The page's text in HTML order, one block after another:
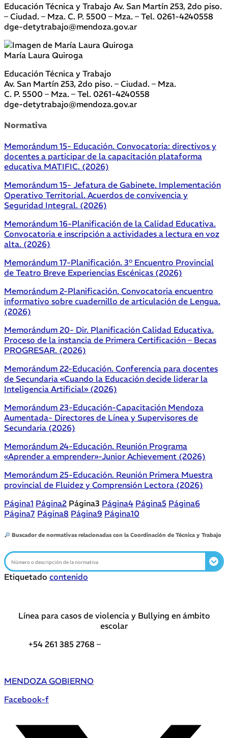
Educación Técnica y Trabajo Av. San Martín 253, 2do piso.
– Ciudad. – Mza. C. P. 5500 – Mza. – Tel. 0261-4240558
dge-detytrabajo@mendoza.gov.ar
María Laura Quiroga
Educación Técnica y Trabajo
Av. San Martín 253, 2do piso. – Ciudad. – Mza.
C. P. 5500 – Mza. – Tel. 0261-4240558
dge-detytrabajo@mendoza.gov.ar
Normativa
Memorándum 15- Educación. Convocatoria: directivos y
docentes a participar de la capacitación plataforma
educativa MATIFIC. (2026)
Memorándum 15- Jefatura de Gabinete. Implementación
Operativo Territorial. Acuerdos de convivencia y
Seguridad Integral. (2026)
Memorándum 16-Planificación de la Calidad Educativa.
Convocatoria e inscripción a actividades a lectura en voz
alta. (2026)
Memorándum 17-Planificación. 3° Encuentro Provincial
de Teatro Breve Experiencias Escénicas (2026)
Memorándum 2-Planificación. Convocatoria encuentro
informativo sobre cuadernillo de articulación de Lengua.
(2026)
Memorándum 20- Dir. Planificación Calidad Educativa.
Proceso de la instancia de Primera Certificación – Becas
PROGRESAR. (2026)
Memorándum 22-Educación. Conferencia para docentes
de Secundaria «Cuando la Educación decide liderar la
Inteligencia Artificial» (2026)
Memorándum 23-Educación-Capacitación Mendoza
Aumentada- Directores de Línea y Supervisores de
Secundaria (2026)
Memorándum 24-Educación. Reunión Programa
«Aprender a emprender»-Junior Achievement (2026)
Memorándum 25-Educación. Reunión Primera Muestra
provincial de Fluidez y Comprensión Lectora (2026)
Página1 Página2 Página3 Página4 Página5 Página6
Página7 Página8 Página9 Página10
Buscador de normativas relacionadas con la Coordinación de Técnica y Trabajo
Etiquetado contenido
Línea para casos de violencia y Bullying en ámbito
escolar
+54 261 385 2768 –
MENDOZA GOBIERNO
Facebook-f